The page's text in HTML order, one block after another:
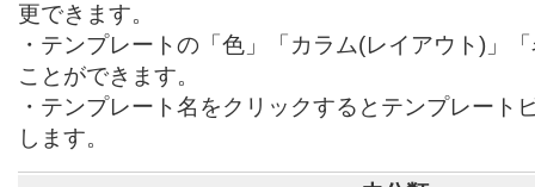
更できます。
・テンプレートの「色」「カラム(レイアウト)」
ことができます。
・テンプレート名をクリックするとテンプレート
します。